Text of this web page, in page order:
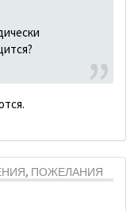
ПОЖЕЛАНИЯ